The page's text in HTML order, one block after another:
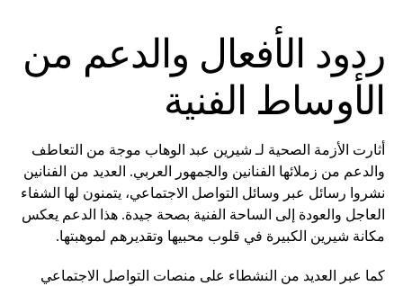
ردود الأفعال والدعم من
الأوساط الفنية
أثارت الأزمة الصحية لـ شيرين عبد الوهاب موجة من التعاطف
والدعم من زملائها الفنانين والجمهور العربي. العديد من الفنانين
نشروا رسائل عبر وسائل التواصل الاجتماعي، يتمنون لها الشفاء
العاجل والعودة إلى الساحة الفنية بصحة جيدة. هذا الدعم يعكس
مكانة شيرين الكبيرة في قلوب محبيها وتقديرهم لموهبتها.
كما عبر العديد من النشطاء على منصات التواصل الاجتماعي